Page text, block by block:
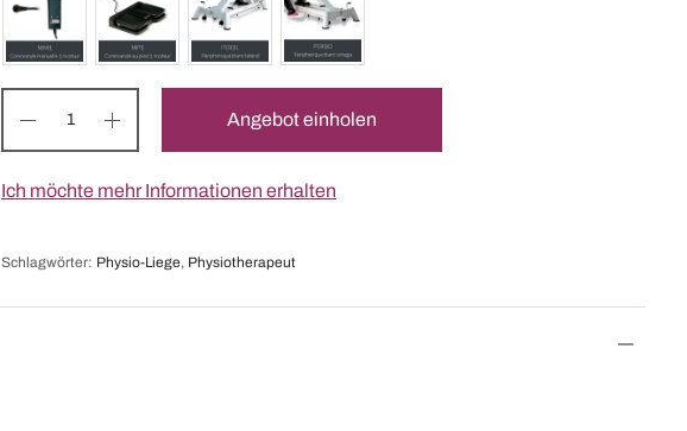
Angebot einholen
Ich möchte mehr Informationen erhalten
Schlagwörter: Physio-Liege, Physiotherapeut